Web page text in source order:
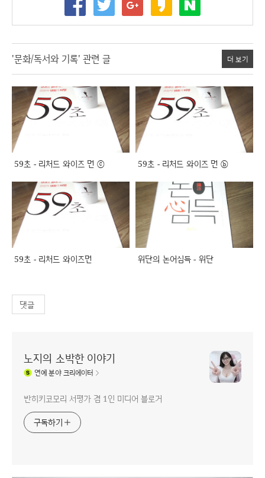
'문화/독서와 기록' 관련 글 더 보기
59초 - 리처드 와이즈 먼 ⓒ 59초 - 리처드 와이즈 먼 ⓑ
59초 - 리처드 와이즈먼 위단의 논어심득 - 위단
댓글
노지의 소박한 이야기
연예분야 크리에이터
반히키코모리 서평가 겸 1인 미디어 블로거
구독하기